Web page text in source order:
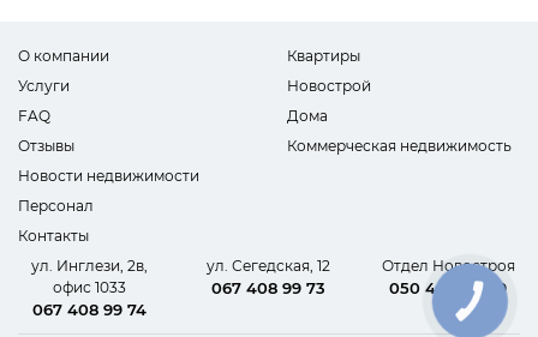
О компании
Услуги
FAQ
Отзывы
Новости недвижимости
Персонал
Контакты
Квартиры
Новострой
Дома
Коммерческая недвижимость
ул. Инглези, 2в,
офис 1033
067 408 99 74
ул. Сегедская, 12
067 408 99 73
Отдел Новостроя
050 440 62 09
КНОПКА
СВЯЗИ